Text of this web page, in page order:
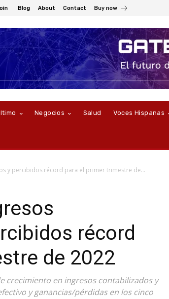
Blog About Contact Buy now
Negocios Salud Voces Hispanas
y percibidos récord para el primer trimestre de...
récord
de 2022
crecimiento en ingresos contabilizados y
y ganancias/pérdidas en los cinco